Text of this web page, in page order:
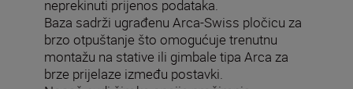
neprekinuti prijenos podataka.
Baza sadrži ugrađenu Arca-Swiss pločicu za
brzo otpuštanje što omogućuje trenutnu
montažu na stative ili gimbale tipa Arca za
brze prijelaze između postavki.